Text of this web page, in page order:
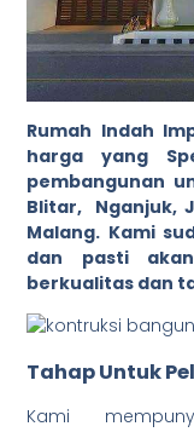
Rumah Indah
harga yang
pembangunan
Blitar, Nganjuk,
Malang. Kami
dan pasti
berkualitas dan
Tahap Untuk
Kami